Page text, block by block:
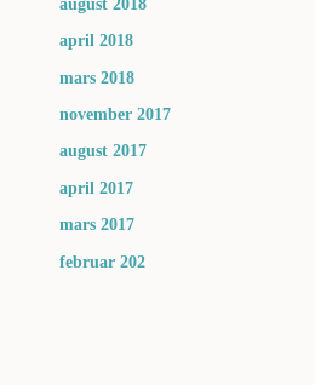
august 2018
april 2018
mars 2018
november 2017
august 2017
april 2017
mars 2017
februar 202